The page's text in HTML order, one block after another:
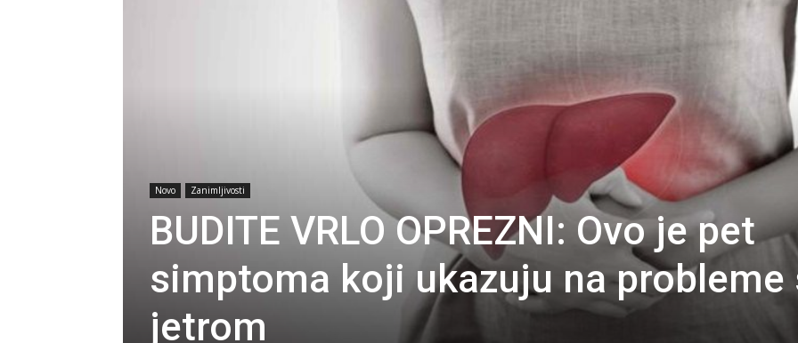
Novo Zanimljivosti
BUDITE VRLO OPREZNI: Ovo je pet
simptoma koji ukazuju na probleme
jetrom